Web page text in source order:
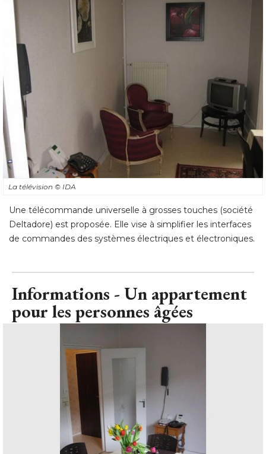
La télévision © IDA
Une télécommande universelle à grosses touches (société
Deltadore) est proposée. Elle vise à simplifier les interfaces
de commandes des systèmes électriques et électroniques.
Informations - Un appartement
pour les personnes âgées